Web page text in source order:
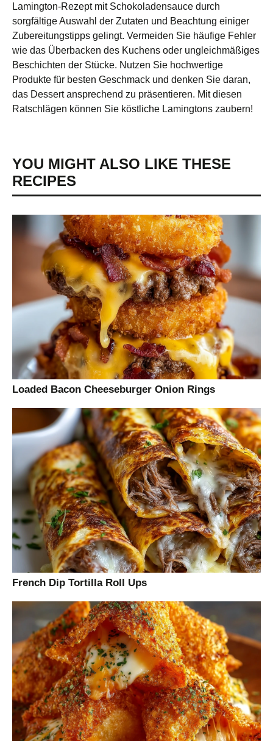
Lamington-Rezept mit Schokoladensauce durch
sorgfältige Auswahl der Zutaten und Beachtung einiger
Zubereitungstipps gelingt. Vermeiden Sie häufige Fehler
wie das Überbacken des Kuchens oder ungleichmäßiges
Beschichten der Stücke. Nutzen Sie hochwertige
Produkte für besten Geschmack und denken Sie daran,
das Dessert ansprechend zu präsentieren. Mit diesen
Ratschlägen können Sie köstliche Lamingtons zaubern!
YOU MIGHT ALSO LIKE THESE
RECIPES
Loaded Bacon Cheeseburger Onion Rings
French Dip Tortilla Roll Ups